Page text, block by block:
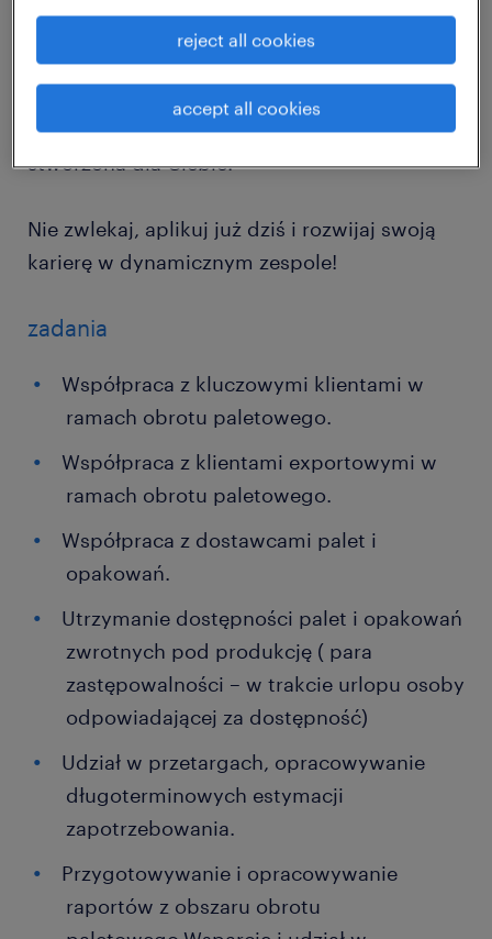
Szukamy Młodszego Specjalisty / Specjalistki
ds. Obrotu Paletowego i Opakowań. Jeśli
masz oko do szczegółów, a liczby i analiza to
Twoje naturalne środowisko – ta rola jest
stworzona dla Ciebie.
Nie zwlekaj, aplikuj już dziś i rozwijaj swoją
karierę w dynamicznym zespole!
zadania
Współpraca z kluczowymi klientami w
ramach obrotu paletowego.
Współpraca z klientami exportowymi w
ramach obrotu paletowego.
Współpraca z dostawcami palet i
opakowań.
Utrzymanie dostępności palet i opakowań
zwrotnych pod produkcję ( para
zastępowalności – w trakcie urlopu osoby
odpowiadającej za dostępność)
Udział w przetargach, opracowywanie
długoterminowych estymacji
zapotrzebowania.
Przygotowywanie i opracowywanie
raportów z obszaru obrotu
accept all cookies
reject all cookies